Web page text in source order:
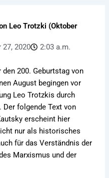
Leo Trotzki (Oktober
27, 2020
2:03 a.m.
200. Geburtstag von
August begingen vor
Leo Trotzkis durch
folgende Text von
erscheint hier
nur als historisches
für das Verständnis der
Marxismus und der